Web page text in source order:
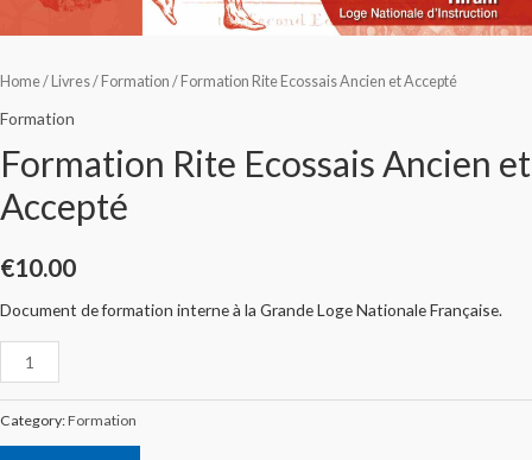
Home/ Livres/ Formation / Formation Rite Ecossais Ancien et Accepté
Formation
Formation Rite Ecossais Ancien et
Accepté
€10.00
Document de formation interne à la Grande Loge Nationale Française.
Category:Formation